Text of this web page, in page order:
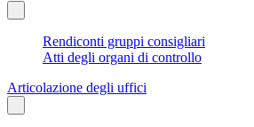
Rendiconti gruppi consigliari
Atti degli organi di controllo
Articolazione degli uffici